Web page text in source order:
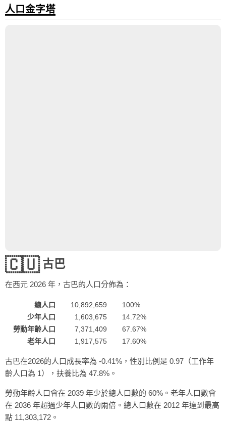
人口金字塔
🇨🇺古巴
在西元 2026 年，古巴的人口分佈為：
總人口 10,892,659
100%
少年人口
1,603,675
14.72%
勞動年齡人口
7,371,409
67.67%
老年人口
1,917,575 17.60%
古巴在2026的人口成長率為 -0.41%，性別比例是 0.97（工作年
齡人口為 1），扶養比為 47.8%。
勞動年齡人口會在 2039 年少於總人口數的 60%。老年人口數會
在 2036 年超過少年人口數的兩倍。總人口數在 2012 年達到最高
點 11,303,172。